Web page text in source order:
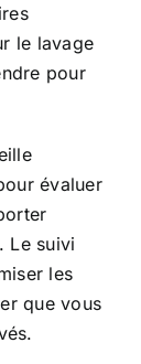
le lavage
pour
évaluer
Le suivi
les
que vous